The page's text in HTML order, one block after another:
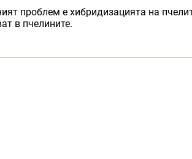
проблем е хибридизацията на
в пчелините.